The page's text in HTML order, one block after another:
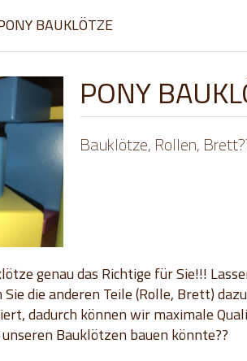
BAUKLÖTZE
PONY
Bauklötze, Rollen,
genau das Richtige für Sie!!!
Sie die anderen Teile (Rolle, Brett)
dadurchkönnen wir maximale
Bauklötzen bauen könnte??